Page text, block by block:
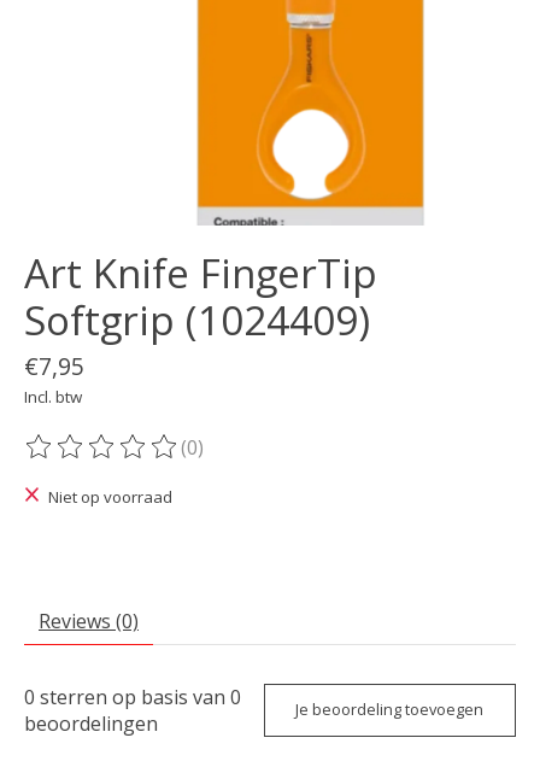
Art Knife FingerTip
Softgrip (1024409)
€7,95
Incl. btw
De beoordeling van dit product is
(0)
Niet op voorraad
Reviews (0)
0 sterren op basis van 0
beoordelingen
Je beoordeling toevoegen